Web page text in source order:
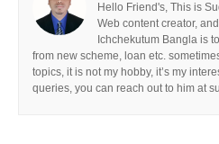
Hello Friend's, This is
Web content creator,
Ichchekutum Bangla is
from new scheme, loan etc.
topics, it is not my hobby, it’s my
queries, you can reach out to him at